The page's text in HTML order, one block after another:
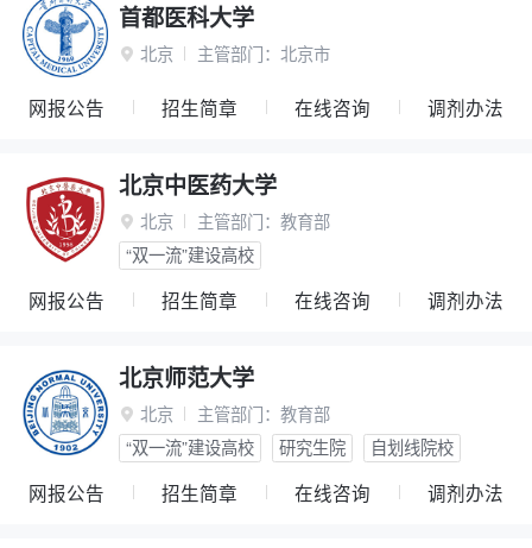
首都医科大学
 北京 主管部门： 北京市
网报公告 招生简章 在线咨询 调剂办法
北京中医药大学
 北京 主管部门： 教育部
“双一流”建设高校
网报公告 招生简章 在线咨询 调剂办法
北京师范大学
 北京 主管部门： 教育部
“双一流”建设高校
研究生院 自划线院校
网报公告 招生简章 在线咨询 调剂办法